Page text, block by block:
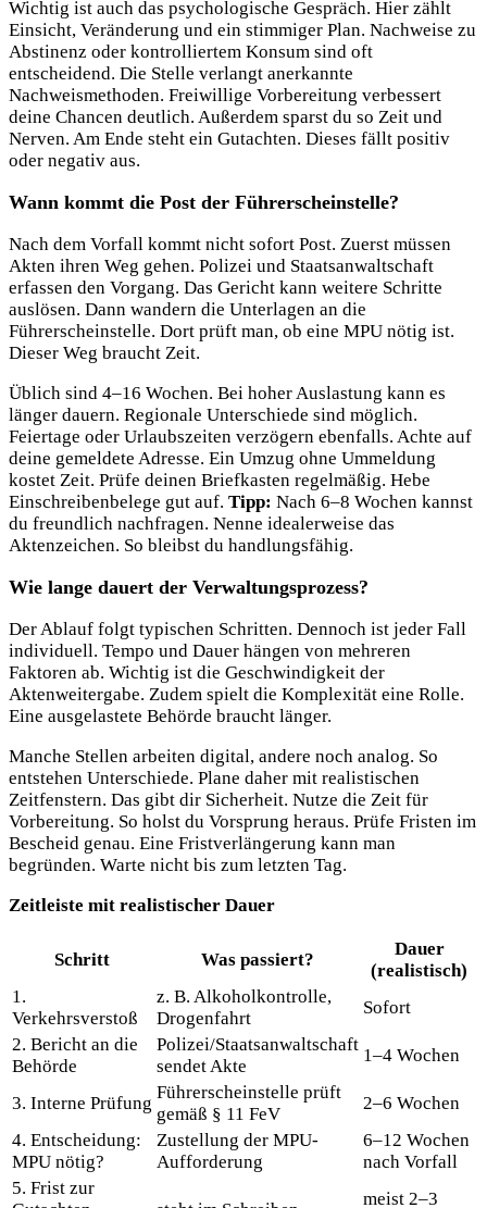
Wichtig ist auch das psychologische Gespräch. Hier zählt
Einsicht, Veränderung und ein stimmiger Plan. Nachweise zu
Abstinenz oder kontrolliertem Konsum sind oft
entscheidend. Die Stelle verlangt anerkannte
Nachweismethoden. Freiwillige Vorbereitung verbessert
deine Chancen deutlich. Außerdem sparst du so Zeit und
Nerven. Am Ende steht ein Gutachten. Dieses fällt positiv
oder negativ aus.
Wann kommt die Post der Führerscheinstelle?
Nach dem Vorfall kommt nicht sofort Post. Zuerst müssen
Akten ihren Weg gehen. Polizei und Staatsanwaltschaft
erfassen den Vorgang. Das Gericht kann weitere Schritte
auslösen. Dann wandern die Unterlagen an die
Führerscheinstelle. Dort prüft man, ob eine MPU nötig ist.
Dieser Weg braucht Zeit.
Üblich sind 4–16 Wochen. Bei hoher Auslastung kann es
länger dauern. Regionale Unterschiede sind möglich.
Feiertage oder Urlaubszeiten verzögern ebenfalls. Achte auf
deine gemeldete Adresse. Ein Umzug ohne Ummeldung
kostet Zeit. Prüfe deinen Briefkasten regelmäßig. Hebe
Einschreibenbelege gut auf. Tipp: Nach 6–8 Wochen kannst
du freundlich nachfragen. Nenne idealerweise das
Aktenzeichen. So bleibst du handlungsfähig.
Wie lange dauert der Verwaltungsprozess?
Der Ablauf folgt typischen Schritten. Dennoch ist jeder Fall
individuell. Tempo und Dauer hängen von mehreren
Faktoren ab. Wichtig ist die Geschwindigkeit der
Aktenweitergabe. Zudem spielt die Komplexität eine Rolle.
Eine ausgelastete Behörde braucht länger.
Manche Stellen arbeiten digital, andere noch analog. So
entstehen Unterschiede. Plane daher mit realistischen
Zeitfenstern. Das gibt dir Sicherheit. Nutze die Zeit für
Vorbereitung. So holst du Vorsprung heraus. Prüfe Fristen im
Bescheid genau. Eine Fristverlängerung kann man
begründen. Warte nicht bis zum letzten Tag.
Zeitleiste mit realistischer Dauer
Schritt Was passiert?
Dauer
(realistisch)
1.
Verkehrsverstoß
z. B. Alkoholkontrolle,
Drogenfahrt
Sofort
2. Bericht an die
Behörde
Polizei/Staatsanwaltschaft
sendet Akte
1–4 Wochen
3. Interne Prüfung
Führerscheinstelle prüft
gemäß § 11 FeV
2–6 Wochen
4. Entscheidung:
MPU nötig?
Zustellung der MPU-
Aufforderung
6–12 Wochen
nach Vorfall
5. Frist zur
meist 2–3